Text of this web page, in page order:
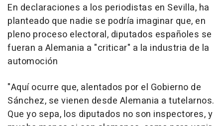
En declaraciones a los periodistas en Sevilla, ha
planteado que nadie se podría imaginar que, en
pleno proceso electoral, diputados españoles se
fueran a Alemania a "criticar" a la industria de la
automoción
"Aquí ocurre que, alentados por el Gobierno de
Sánchez, se vienen desde Alemania a tutelarnos.
Que yo sepa, los diputados no son inspectores, y